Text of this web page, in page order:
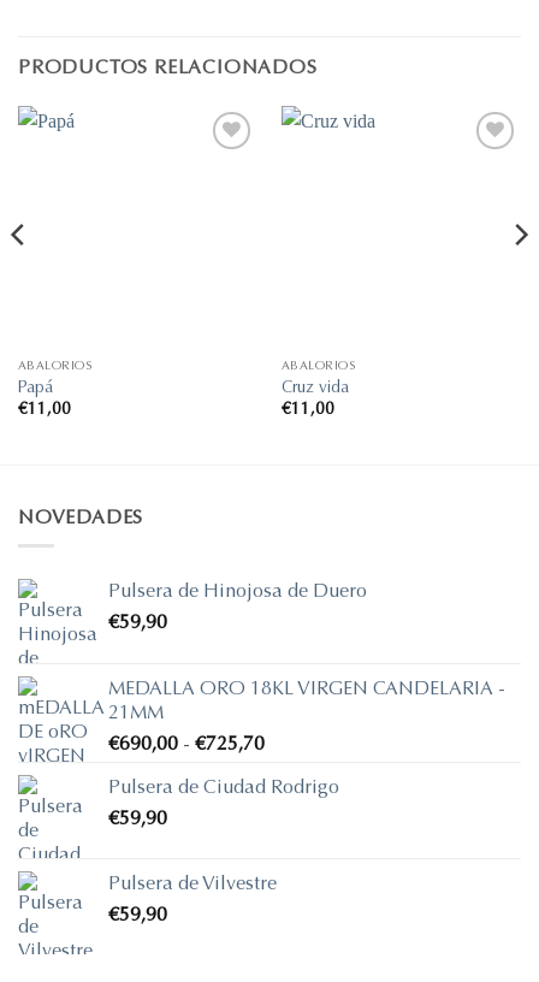
PRODUCTOS RELACIONADOS
ABALORIOS
Papá
€11,00
ABALORIOS
Cruz vida
€11,00
NOVEDADES
Pulsera de Hinojosa de Duero
€59,90
MEDALLA ORO 18KL VIRGEN CANDELARIA -
21MM
€690,00 - €725,70Rango
precios:
€725,70
Pulsera de Ciudad Rodrigo
€59,90
Pulsera de Vilvestre
€59,90